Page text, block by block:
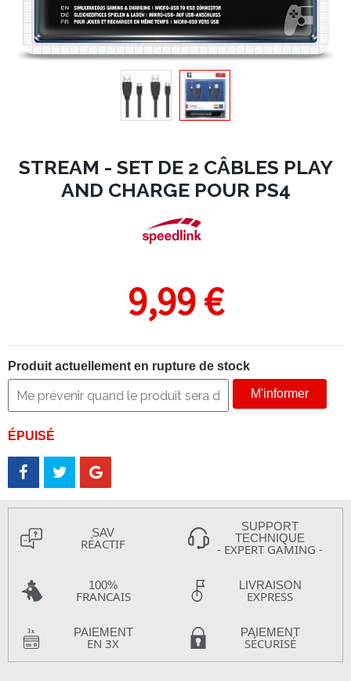
STREAM - SET DE 2 CÂBLES PLAY
AND CHARGE POUR PS4
9,99 €
Produit actuellement en rupture de stock
M'informer
ÉPUISÉ
SAV
RÉACTIF
SUPPORT
TECHNIQUE
- EXPERT GAMING -
100%
FRANCAIS
LIVRAISON
EXPRESS
PAIEMENT
EN 3X
PAIEMENT
SÉCURISÉ